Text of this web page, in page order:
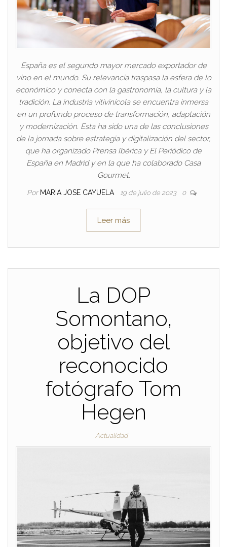
España es el segundo mayor mercado exportador de
vino en el mundo. Su relevancia traspasa la esfera de lo
económico y conecta con la gastronomía, la cultura y la
tradición. La industria vitivinícola se encuentra inmersa
en un profundo proceso de transformación, adaptación
y modernización. Esta ha sido una de las conclusiones
de la jornada sobre estrategia y digitalización del sector,
que ha organizado Prensa Ibérica y El Periódico de
España en Madrid y en la que ha colaborado Casa
Gourmet.
Por MARIA JOSE CAYUELA 19 de julio de 2023 0
Leer más
La DOP
Somontano,
objetivo del
reconocido
fotógrafo Tom
Hegen
Actualidad